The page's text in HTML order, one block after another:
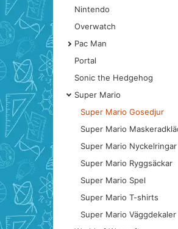
Nintendo
Overwatch
Pac Man
Portal
Sonic the Hedgehog
Super Mario
Super Mario Gosedjur
Super Mario
Super Mario Nyckelringar
Super Mario Ryggsäckar
Super Mario Spel
Super Mario T-shirts
Super Mario Väggdekaler